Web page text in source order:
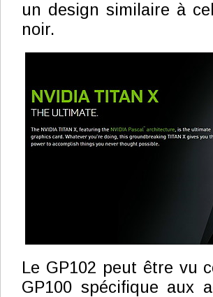
un design similaire à
noir.
Le GP102 peut être vu
GP100 spécifique aux